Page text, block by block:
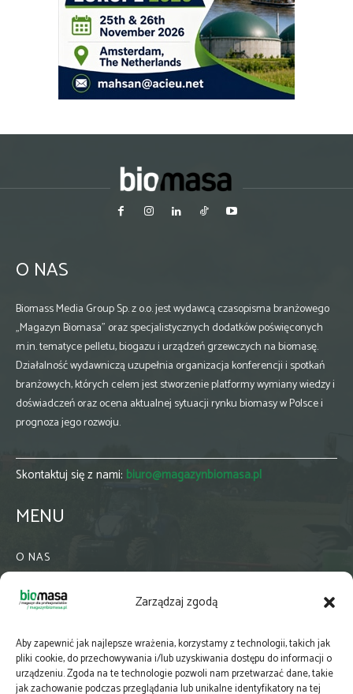
Zarządzaj zgodą
Aby zapewnić jak najlepsze wrażenia, korzystamy z technologii, takich jak
pliki cookie, do przechowywania i/lub uzyskiwania dostępu do informacji o
urządzeniu. Zgoda na te technologie pozwoli nam przetwarzać dane, takie
jak zachowanie podczas przeglądania lub unikalne identyfikatory na tej
O NAS
Biomass Media Group Sp. z o.o. jest wydawcą czasopisma branżowego
„Magazyn Biomasa” oraz specjalistycznych dodatków poświęconych
m.in. tematyce pelletu, biogazu i urządzeń grzewczych na biomasę.
Działalność wydawniczą uzupełnia organizacja konferencji i spotkań
branżowych, których celem jest stworzenie platformy wymiany wiedzy i
doświadczeń oraz ocena aktualnej sytuacji rynku biomasy w Polsce i
prognoza jego rozwoju.
Skontaktuj się z nami: biuro@magazynbiomasa.pl
MENU
O NAS
WSPÓŁPRACA
PRENUMERATA
NEWSLETTER